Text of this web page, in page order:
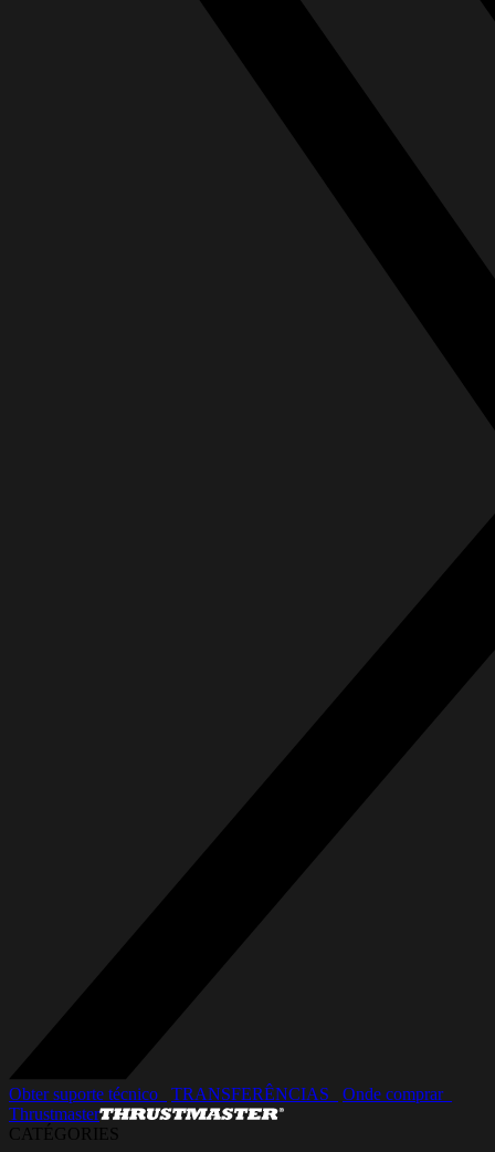
Obter suporte técnico_ TRANSFERÊNCIAS_
Onde comprar_
Thrustmaster
CATÉGORIES